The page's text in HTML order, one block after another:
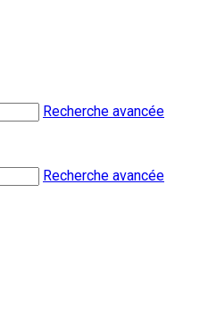
Recherche avancée
Recherche avancée